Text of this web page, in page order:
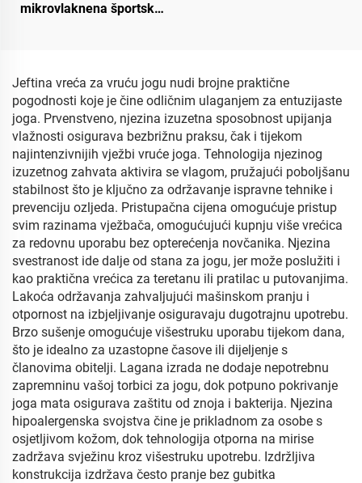
mikrovlaknena športska
Jeftina vreća za vruću jogu nudi brojne praktične
pogodnosti koje je čine odličnim ulaganjem za entuzijaste
joga. Prvenstveno, njezina izuzetna sposobnost upijanja
vlažnosti osigurava bezbrižnu praksu, čak i tijekom
najintenzivnijih vježbi vruće joga. Tehnologija njezinog
izuzetnog zahvata aktivira se vlagom, pružajući poboljšanu
stabilnost što je ključno za održavanje ispravne tehnike i
prevenciju ozljeda. Pristupačna cijena omogućuje pristup
svim razinama vježbača, omogućujući kupnju više vrećica
za redovnu uporabu bez opterećenja novčanika. Njezina
svestranost ide dalje od stana za jogu, jer može poslužiti i
kao praktična vrećica za teretanu ili pratilac u putovanjima.
Lakoća održavanja zahvaljujući mašinskom pranju i
otpornost na izbjeljivanje osiguravaju dugotrajnu upotrebu.
Brzo sušenje omogućuje višestruku uporabu tijekom dana,
što je idealno za uzastopne časove ili dijeljenje s
članovima obitelji. Lagana izrada ne dodaje nepotrebnu
zapremninu vašoj torbici za jogu, dok potpuno pokrivanje
joga mata osigurava zaštitu od znoja i bakterija. Njezina
hipoalergenska svojstva čine je prikladnom za osobe s
osjetljivom kožom, dok tehnologija otporna na mirise
zadržava svježinu kroz višestruku upotrebu. Izdržljiva
konstrukcija izdržava često pranje bez gubitka